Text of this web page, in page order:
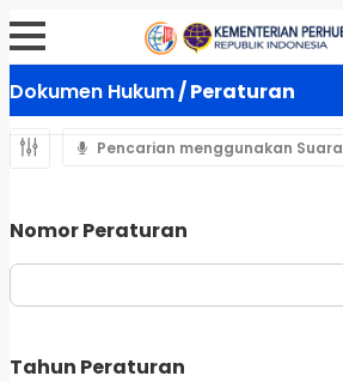
Dokumen Hukum/ Peraturan
Pencarian menggunakan Suara
Nomor Peraturan
Tahun Peraturan